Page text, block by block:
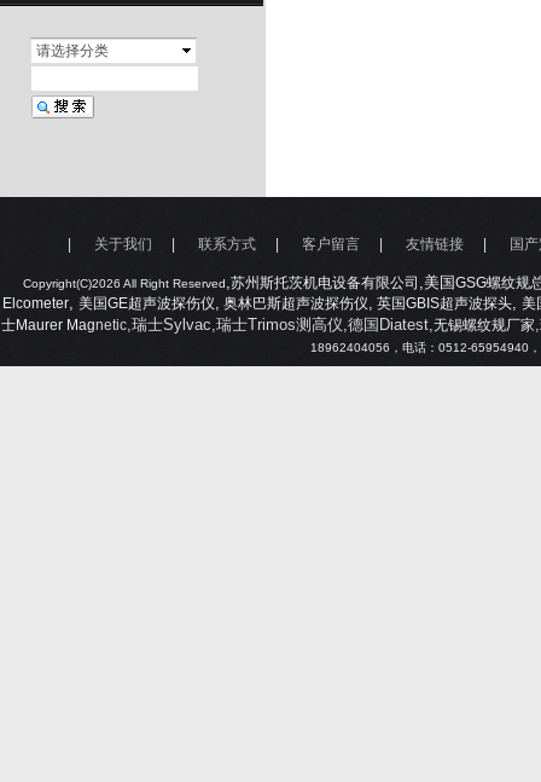
请选择分类
Copyright(C)2026 All Right Reserved,苏州斯托茨机电设备有限公司 ,美国GSG螺纹规
Elcometer,美国GE超声波探伤仪, 奥林巴斯超声波探伤仪, 英国GBIS超声波探头,美
士Maurer Magnetic,瑞士Sylvac,瑞士Trimos测高仪,德国Diatest,无锡螺纹规厂家,
18962404056 ，电话： 0512-65954940
关于我们 联系方式 客户留言 友情链接 国